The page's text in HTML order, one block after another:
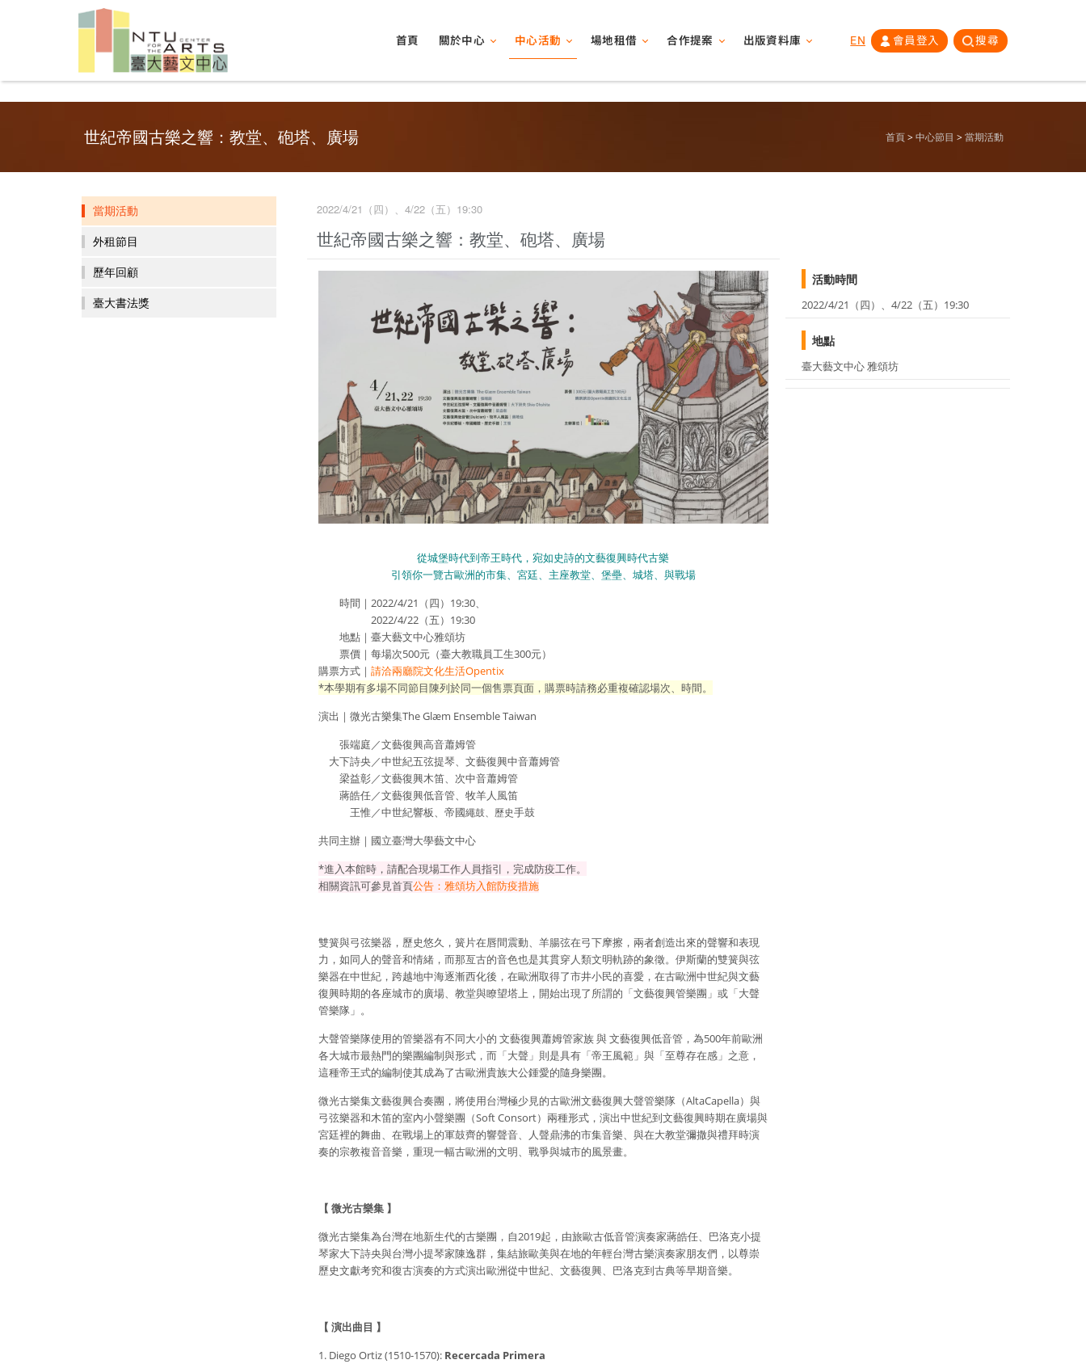
首頁 關於中心 中心活動 場地租借 合作提案 出版資料庫 EN 會員登入 搜尋
世紀帝國古樂之響：教堂、砲塔、廣場 首頁 中心節目 當期活動
當期活動
外租節目
歷年回顧
臺大書法獎
2022/4/21（四）、4/22（五）19:30
世紀帝國古樂之響：教堂、砲塔、廣場
從城堡時代到帝王時代，宛如史詩的文藝復興時代古樂
引領你一覽古歐洲的市集、宮廷、主座教堂、堡壘、城塔、與戰場
時間｜2022/4/21（四）19:30、
2022/4/22（五）19:30
地點｜臺大藝文中心雅頌坊
票價｜每場次500元（臺大教職員工生300元）
購票方式｜ 請洽兩廳院文化生活Opentix
*本學期有多場不同節目陳列於同一個售票頁面，購票時請務必重複確認場次、時間。
演出｜微光古樂集The Glæm Ensemble Taiwan
張端庭／文藝復興高音蕭姆管
大下詩央／中世紀五弦提琴、文藝復興中音蕭姆管
梁益彰／文藝復興木笛、次中音蕭姆管
蔣皓任／文藝復興低音管、牧羊人風笛
王惟／中世紀響板、帝國繩鼓、歷史手鼓
共同主辦｜國立臺灣大學藝文中心
*進入本館時，請配合現場工作人員指引，完成防疫工作。
相關資訊可參見首頁公告：雅頌坊入館防疫措施
雙簧與弓弦樂器，歷史悠久，簧片在唇間震動、羊腸弦在弓下摩擦，兩者創造出來的聲響和表現
力，如同人的聲音和情緒，而那亙古的音色也是其貫穿人類文明軌跡的象徵。伊斯蘭的雙簧與弦
樂器在中世紀，跨越地中海逐漸西化後，在歐洲取得了市井小民的喜愛，在古歐洲中世紀與文藝
復興時期的各座城市的廣場、教堂與瞭望塔上，開始出現了所謂的「文藝復興管樂團」或「大聲
管樂隊」。
大聲管樂隊使用的管樂器有不同大小的 文藝復興蕭姆管家族 與 文藝復興低音管，為500年前歐洲
各大城市最熱門的樂團編制與形式，而「大聲」則是具有「帝王風範」與「至尊存在感」之意，
這種帝王式的編制使其成為了古歐洲貴族大公鍾愛的隨身樂團。
微光古樂集文藝復興合奏團，將使用台灣極少見的古歐洲文藝復興大聲管樂隊（AltaCapella）與
弓弦樂器和木笛的室內小聲樂團（Soft Consort）兩種形式，演出中世紀到文藝復興時期在廣場與
宮廷裡的舞曲、在戰場上的軍鼓齊的響聲音、人聲鼎沸的市集音樂、與在大教堂彌撒與禮拜時演
奏的宗教複音音樂，重現一幅古歐洲的文明、戰爭與城市的風景畫。
【 微光古樂集 】
微光古樂集為台灣在地新生代的古樂團，自2019起，由旅歐古低音管演奏家蔣皓任、巴洛克小提
琴家大下詩央與台灣小提琴家陳逸群，集結旅歐美與在地的年輕台灣古樂演奏家朋友們，以尊崇
歷史文獻考究和復古演奏的方式演出歐洲從中世紀、文藝復興、巴洛克到古典等早期音樂。
【 演出曲目 】
1. Diego Ortiz (1510-1570): Recercada Primera
活動時間
2022/4/21（四）、4/22（五）19:30
地點
臺大藝文中心 雅頌坊